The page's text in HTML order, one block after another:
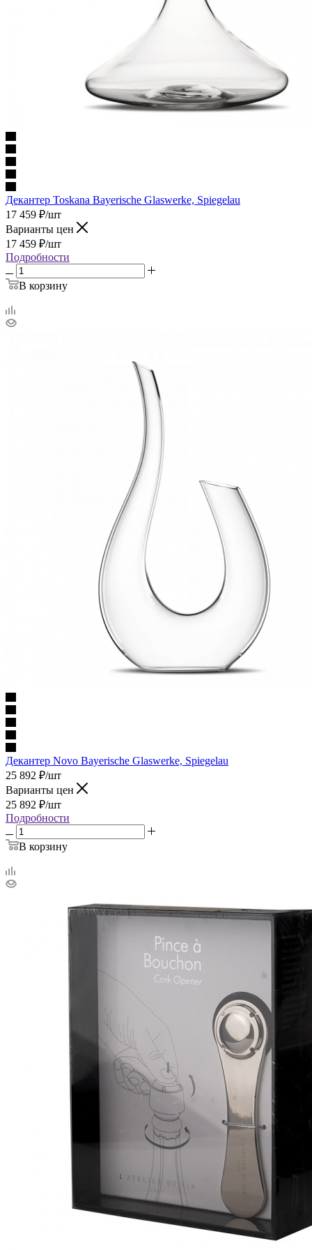
Декантер Toskana Bayerische Glaswerke, Spiegelau
17 459 ₽/шт
Варианты цен
17 459 ₽/шт
Подробности
В корзину
Декантер Novo Bayerische Glaswerke, Spiegelau
25 892 ₽/шт
Варианты цен
25 892 ₽/шт
Подробности
В корзину